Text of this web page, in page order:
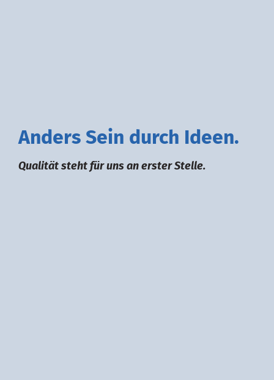
Anders Sein durch deen.
Qualität steht für uns an erster Stelle.